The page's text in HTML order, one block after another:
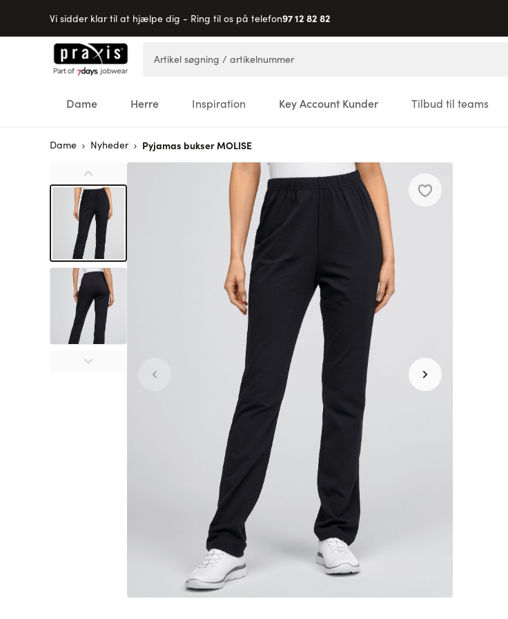
Vi sidder klar til at hjælpe dig - Ring til os på telefon97 12 82 82
Skip to Content
Dame Herre Inspiration Key Account Kunder Tilbud til teams
Dame Nyheder Pyjamas bukser MOLISE